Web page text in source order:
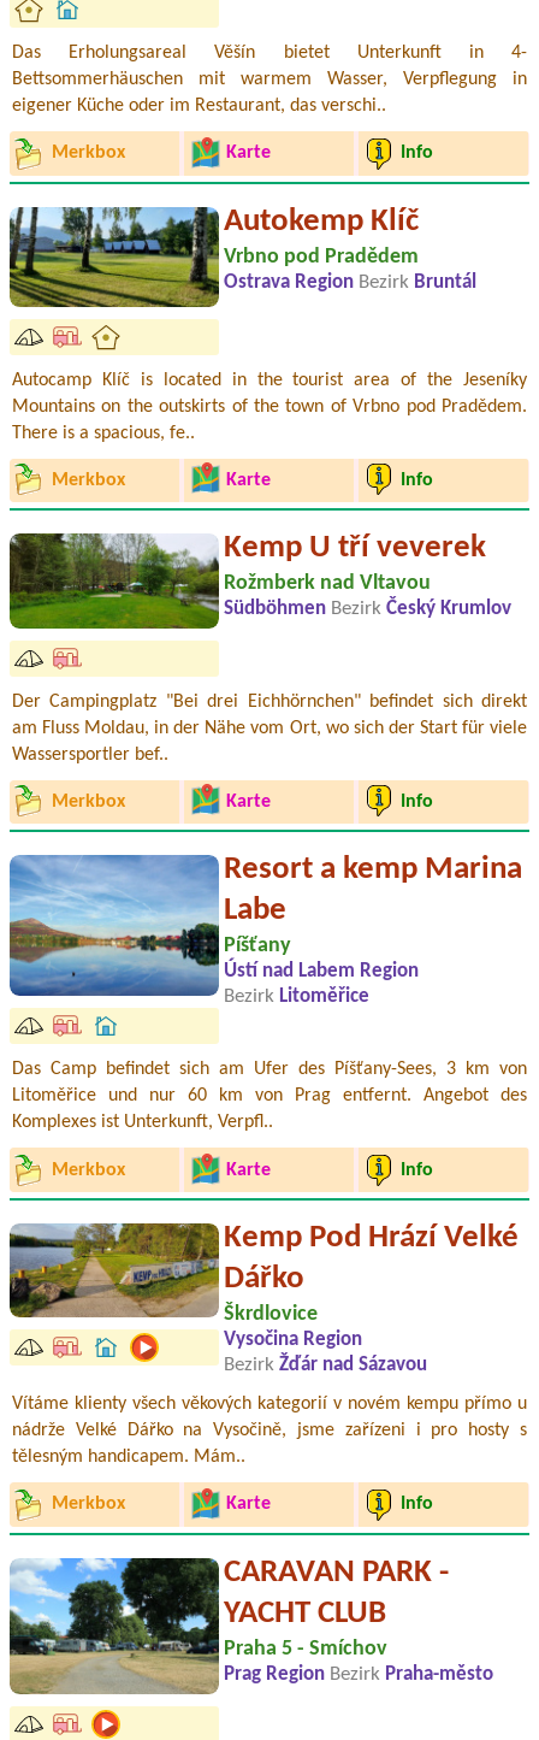
Das Erholungsareal Věšín bietet Unterkunft in 4-
Bettsommerhäuschen mit warmem Wasser, Verpflegung in
eigener Küche oder im Restaurant, das verschi..
Merkbox Karte Info
Autokemp Klíč
Vrbno pod Pradědem
Ostrava Region Bezirk Bruntál
Autocamp Klíč is located in the tourist area of the Jeseníky
Mountains on the outskirts of the town of Vrbno pod Pradědem.
There is a spacious, fe..
Merkbox Karte Info
Kemp U tří veverek
Rožmberk nad Vltavou
Südböhmen Bezirk Český Krumlov
Der Campingplatz "Bei drei Eichhörnchen" befindet sich direkt
am Fluss Moldau, in der Nähe vom Ort, wo sich der Start für viele
Wassersportler bef..
Merkbox Karte Info
Resort a kemp Marina
Labe
Píšťany
Ústí nad Labem Region
Bezirk Litoměřice
Das Camp befindet sich am Ufer des Píšťany-Sees, 3 km von
Litoměřice und nur 60 km von Prag entfernt. Angebot des
Komplexes ist Unterkunft, Verpfl..
Merkbox Karte Info
Kemp Pod Hrází Velké
Dářko
Škrdlovice
Vysočina Region
Bezirk Žďár nad Sázavou
Vítáme klienty všech věkových kategorií v novém kempu přímo u
nádrže Velké Dářko na Vysočině, jsme zařízeni i pro hosty s
tělesným handicapem. Mám..
Merkbox Karte Info
CARAVAN PARK -
YACHT CLUB
Praha 5 - Smíchov
Prag Region Bezirk Praha-město